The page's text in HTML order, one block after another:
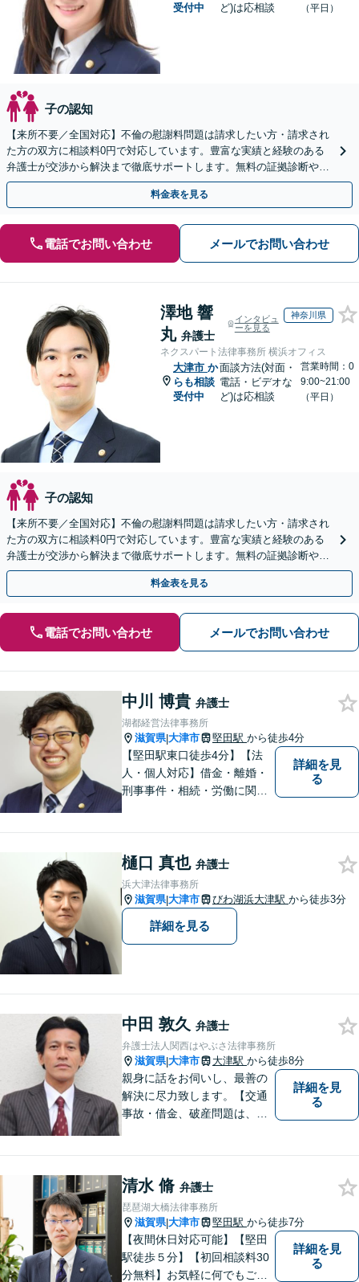
受付中
ど)は応相談
（平日）
子の認知
【来所不要／全国対応】不倫の慰謝料問題は請求したい方・請求され
た方の双方に相談料0円で対応しています。豊富な実績と経験のある
弁護士が交渉から解決まで徹底サポートします。無料の証拠診断や着
手金の返還保証もありますので安心してご相談ください。
料金表を見る
電話でお問い合わせ メールでお問い合わせ
澤地 響
丸 弁護士
インタビュ
ーを見る
神奈川県
ネクスパート法律事務所 横浜オフィス
大津市 か
らも相談
受付中
面談方法(対面・
電話・ビデオな
ど)は応相談
営業時間：0
9:00~21:00
（平日）
子の認知
【来所不要／全国対応】不倫の慰謝料問題は請求したい方・請求され
た方の双方に相談料0円で対応しています。豊富な実績と経験のある
弁護士が交渉から解決まで徹底サポートします。無料の証拠診断や着
手金の返還保証もありますので安心してご相談ください。
料金表を見る
電話でお問い合わせ メールでお問い合わせ
中川 博貴 弁護士
湖都経営法律事務所
滋賀県|大津市 堅田駅 から徒歩4分
【堅田駅東口徒歩4分】【法
人・個人対応】借金・離婚・
刑事事件・相続・労働に関す
お話をお聞かせください。
【無料駐車場あり】
詳細を見
る
樋口 真也 弁護士
浜大津法律事務所
滋賀県|大津市 びわ湖浜大津駅 から徒歩3分
詳細を見る
中田 敦久 弁護士
弁護士法人関西はやぶさ法律事務所
滋賀県|大津市 大津駅 から徒歩8分
親身に話をお伺いし、最善の
解決に尽力致します。【交通
事故・借金、破産問題は、初
あり】
詳細を見
る
清水 脩 弁護士
琵琶湖大橋法律事務所
滋賀県|大津市 堅田駅 から徒歩7分
【夜間休日対応可能】【堅田
駅徒歩５分】【初回相談料30
分無料】お気軽に何でもご相
詳細を見
る